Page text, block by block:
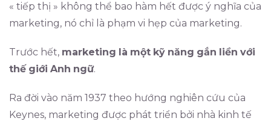
« tiếp thị » không thể bao hàm hết được ý nghĩa của
marketing, nó chỉ là phạm vi hẹp của marketing.
Trước hết, marketing là một kỹ năng gắn liền với
thế giới Anh ngữ.
Ra đời vào năm 1937 theo hướng nghiên cứu của
Keynes, marketing được phát triển bởi nhà kinh tế